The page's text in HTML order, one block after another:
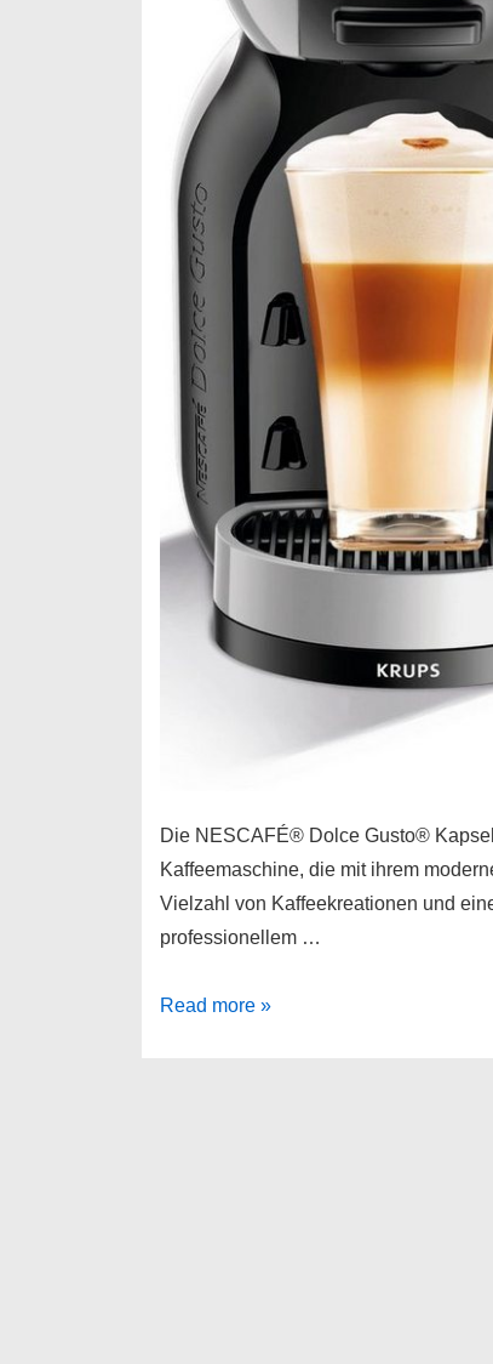
Die NESCAFÉ® Dolce Gusto®
Kaffeemaschine, die mit ihrem
Vielzahl von Kaffeekreationen und
professionellem …
NESCAFÉ®
Read more »